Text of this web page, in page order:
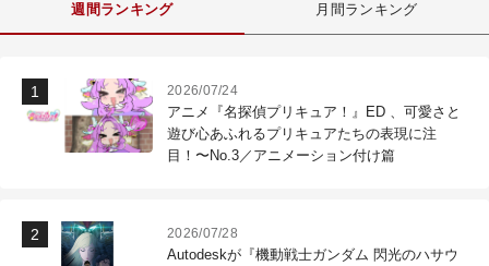
週間ランキング 月間ランキング
2026/07/24
アニメ『名探偵プリキュア！』ED 、可愛さと
遊び心あふれるプリキュアたちの表現に注
目！〜No.3／アニメーション付け篇
2026/07/28
Autodeskが『機動戦士ガンダム 閃光のハサウ